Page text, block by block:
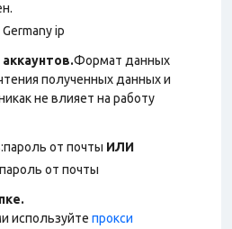
ip
Формат данных
полученных данных и
не влияет на работу
от почты ИЛИ
от почты
используйте прокси